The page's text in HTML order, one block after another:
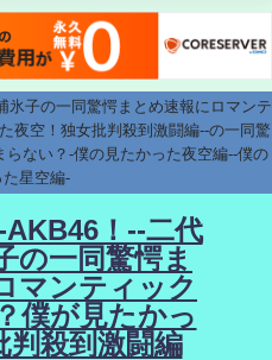
氷子の一同驚愕まとめ速報にロマンテ
夜空！独女批判殺到激闘編--の一同驚
ない？-僕の見たかった夜空編--僕の
た星空編-
！--二代
の一同驚愕ま
マンティック
僕が見たかっ
判殺到激闘編